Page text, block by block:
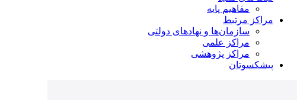
مفاهیم پایه
مراکز مرتبط
سازمان‌ها و نهادهای دولتی
مراکز علمی
مراکز پژوهشی
پیشکسوتان